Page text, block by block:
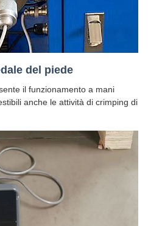
del piede
il funzionamento a mani
anche le attività di crimping di